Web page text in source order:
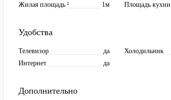
Жилая площадь
1м
² Площадь кухни
Удобства
Телевизор да Холодильник
Интернет
да
Дополнительно